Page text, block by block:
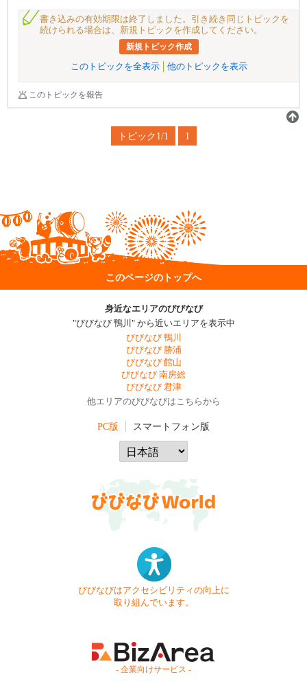
書き込みの有効期限は終了しました。引き続き同じトピックを
続けられる場合は、新規トピックを作成してください。
新規トピック作成
このトピックを全表示 他のトピックを表示
このトピックを報告
トピック1/1 1
このページのトップへ
身近なエリアのびびなび
"びびなび 鴨川" から近いエリアを表示中
びびなび 鴨川
びびなび 勝浦
びびなび 館山
びびなび 南房総
びびなび 君津
他エリアのびびなびはこちらから
PC版 スマートフォン版
びびなびはアクセシビリティの向上に
取り組んでいます。
- 企業向けサービス -